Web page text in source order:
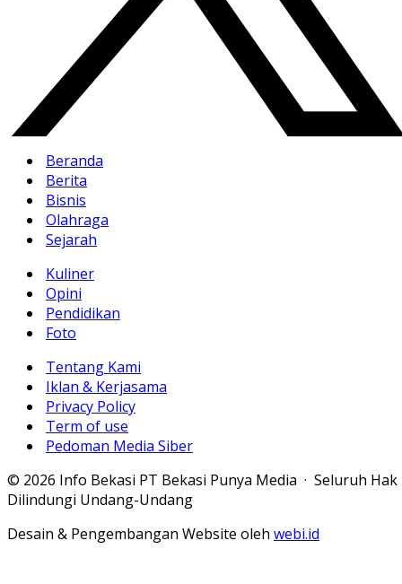
Beranda
Berita
Bisnis
Olahraga
Sejarah
Kuliner
Opini
Pendidikan
Foto
Tentang Kami
Iklan & Kerjasama
Privacy Policy
Term of use
Pedoman Media Siber
© 2026 Info Bekasi PT Bekasi Punya Media · Seluruh Hak
Dilindungi Undang-Undang
Desain & Pengembangan Website oleh webi.id